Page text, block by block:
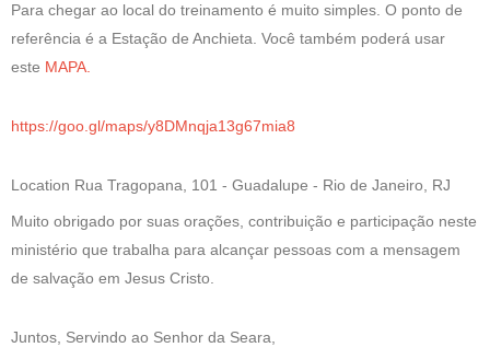
Para chegar ao local do treinamento é muito simples. O ponto de
referência é a Estação de Anchieta. Você também poderá usar
este MAPA.
https://goo.gl/maps/y8DMnqja13g67mia8
Location Rua Tragopana, 101 - Guadalupe - Rio de Janeiro, RJ
Muito obrigado por suas orações, contribuição e participação neste
ministério que trabalha para alcançar pessoas com a mensagem
de salvação em Jesus Cristo.
Juntos, Servindo ao Senhor da Seara,